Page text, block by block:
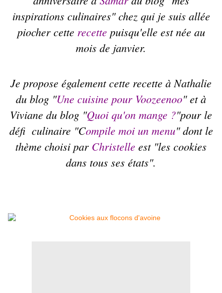
inspirations culinaires" chez qui je suis allée
piocher cette recette puisqu'elle est née au
mois de janvier.
Je propose également cette recette à Nathalie
du blog "Une cuisine pour Voozeenoo" et à
Viviane du blog "Quoi qu'on mange ?"pour le
défi culinaire "Compile moi un menu" dont le
thème choisi par Christelle est "les cookies
dans tous ses états".